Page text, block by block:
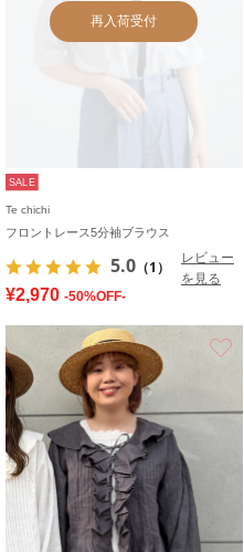
再入荷受付
SALE
Te chichi
フロントレース5分袖ブラウス
5.0 （1）
レビュー
を見る
¥2,970 -50%OFF-